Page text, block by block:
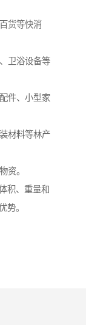
货等快消
卫浴设备等
件、小型家
材料等林产
资。
积、重量和
势。